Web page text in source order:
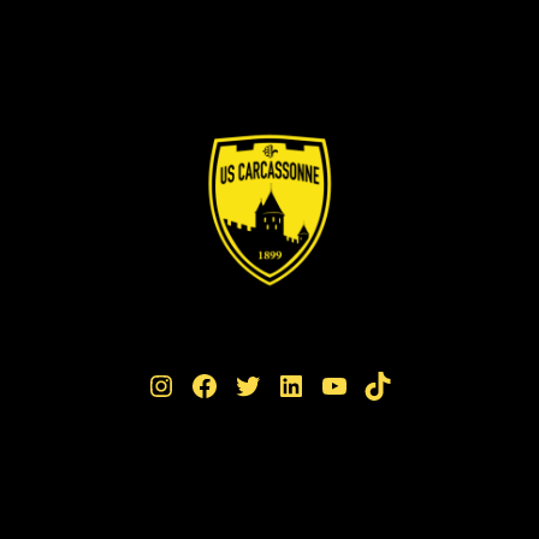
Instagram Facebook Twitter LinkedIn YouTube TikTok